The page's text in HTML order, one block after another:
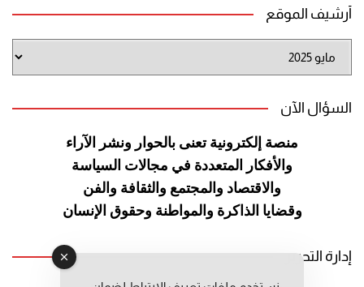
أرشيف الموقع
الموقع
السؤال الآن
منصة إلكترونية تعنى بالحوار ونشر
الآراء
والأفكار المتعددة في مجالات السياسة
والاقتصاد والمجتمع والثقافة والفن
وقضايا الذاكرة والمواطنة وحقوق الإنسان
إدارة التحرير